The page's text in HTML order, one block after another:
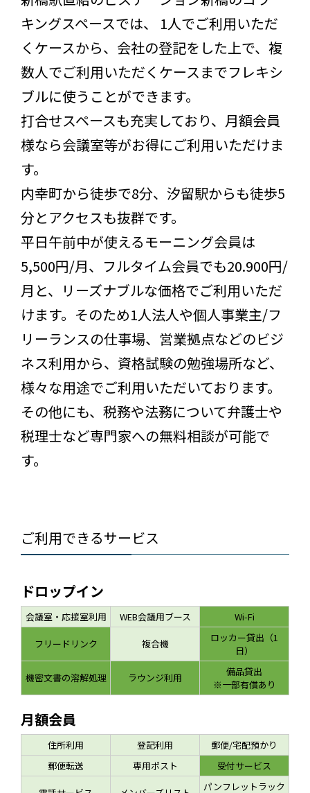
キングスペースでは、 1人でご利用いただ
くケースから、会社の登記をした上で、複
数人でご利用いただくケースまでフレキシ
ブルに使うことができます。
打合せスペースも充実しており、月額会員
様なら会議室等がお得にご利用いただけま
す。
内幸町から徒歩で8分、汐留駅からも徒歩5
分とアクセスも抜群です。
平日午前中が使えるモーニング会員は
5,500円/月、フルタイム会員でも20.900円/
月と、リーズナブルな価格でご利用いただ
けます。そのため1人法人や個人事業主/フ
リーランスの仕事場、営業拠点などのビジ
ネス利用から、資格試験の勉強場所など、
様々な用途でご利用いただいております。
その他にも、税務や法務について弁護士や
税理士など専門家への無料相談が可能で
す。
ご利用できるサービス
ドロップイン
会議室・応接室利用 WEB会議用ブース Wi-Fi
フリードリンク 複合機
ロッカー貸出（1
日）
機密文書の溶解処理 ラウンジ利用
備品貸出
※一部有償あり
月額会員
住所利用 登記利用
郵便/宅配預かり
郵便転送
専用ポスト 受付サービス
パンフレットラック